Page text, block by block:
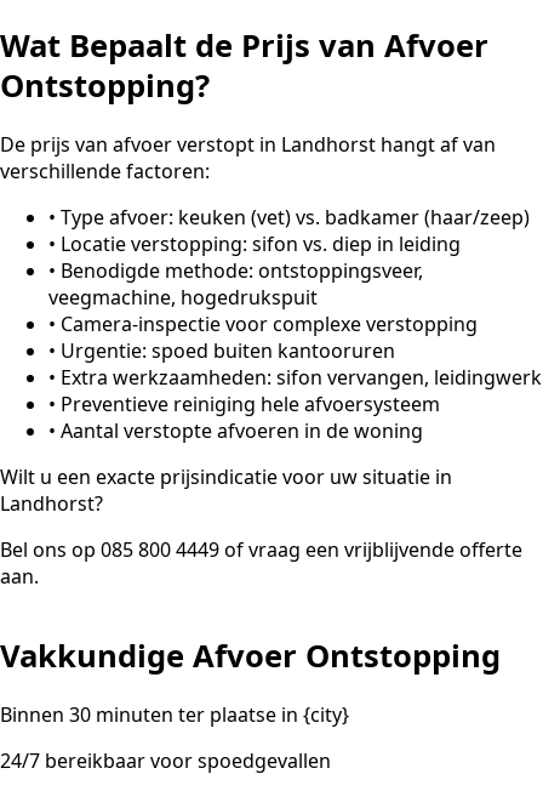
Wat Bepaalt de Prijs van Afvoer
Ontstopping?
De prijs van afvoer verstopt in Landhorst hangt af van
verschillende factoren:
• Type afvoer: keuken (vet) vs. badkamer (haar/zeep)
• Locatie verstopping: sifon vs. diep in leiding
• Benodigde methode: ontstoppingsveer,
veegmachine, hogedrukspuit
• Camera-inspectie voor complexe verstopping
• Urgentie: spoed buiten kantooruren
• Extra werkzaamheden: sifon vervangen, leidingwerk
• Preventieve reiniging hele afvoersysteem
• Aantal verstopte afvoeren in de woning
Wilt u een exacte prijsindicatie voor uw situatie in
Landhorst?
Bel ons op 085 800 4449 of vraag een vrijblijvende offerte
aan.
Vakkundige Afvoer Ontstopping
Binnen 30 minuten ter plaatse in {city}
24/7 bereikbaar voor spoedgevallen